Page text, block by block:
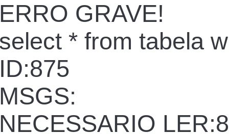
GRAVE!
* from tabela